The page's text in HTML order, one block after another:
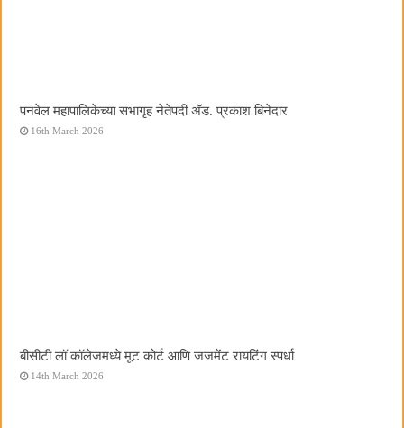
पनवेल महापालिकेच्या सभागृह नेतेपदी अ‍ॅड. प्रकाश बिनेदार
16th March 2026
बीसीटी लॉ कॉलेजमध्ये मूट कोर्ट आणि जजमेंट रायटिंग स्पर्धा
14th March 2026